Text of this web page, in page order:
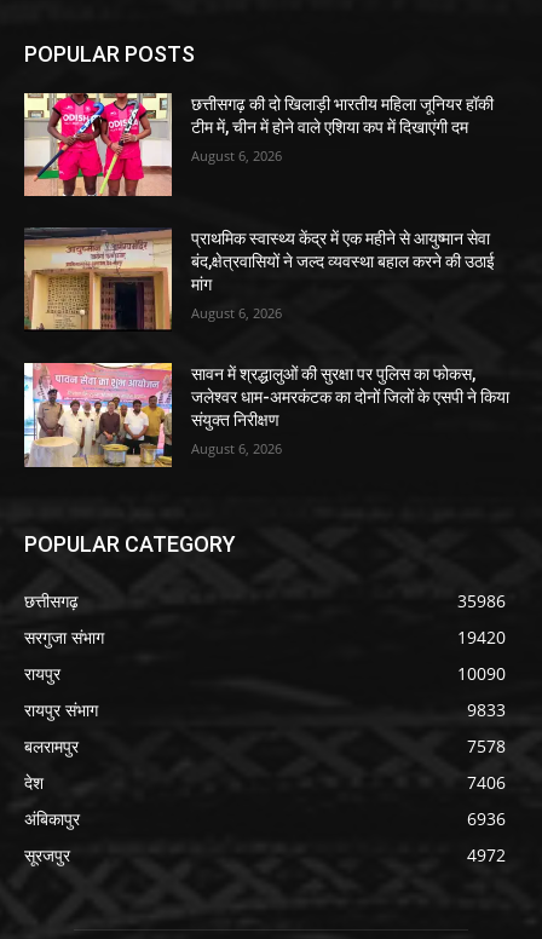
POPULAR POSTS
छत्तीसगढ़ की दो खिलाड़ी भारतीय महिला जूनियर हॉकी
टीम में, चीन में होने वाले एशिया कप में दिखाएंगी दम
August 6, 2026
प्राथमिक स्वास्थ्य केंद्र में एक महीने से आयुष्मान सेवा
बंद,क्षेत्रवासियों ने जल्द व्यवस्था बहाल करने की उठाई
मांग
August 6, 2026
सावन में श्रद्धालुओं की सुरक्षा पर पुलिस का फोकस,
जलेश्वर धाम-अमरकंटक का दोनों जिलों के एसपी ने किया
संयुक्त निरीक्षण
August 6, 2026
POPULAR CATEGORY
छत्तीसगढ़
35986
सरगुजा संभाग
19420
रायपुर
10090
रायपुर संभाग
9833
बलरामपुर
7578
देश
7406
अंबिकापुर
6936
सूरजपुर
4972